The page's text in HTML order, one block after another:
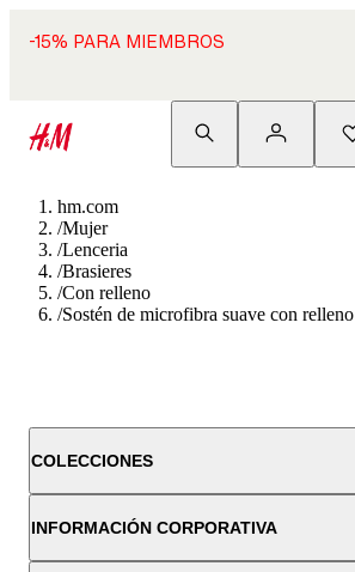
-15% PARA MIEMBROS
hm.com
/Mujer
/Lenceria
/Brasieres
/Con relleno
/Sostén de microfibra suave con relleno
COLECCIONES
INFORMACIÓN CORPORATIVA